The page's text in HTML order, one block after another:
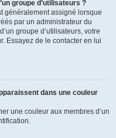
groupe d’utilisateurs ?
généralement assigné lorsque
par un administrateur du
groupe d’utilisateurs, votre
Essayez de le contacter en lui
dans une couleur
une couleur aux membres d’un